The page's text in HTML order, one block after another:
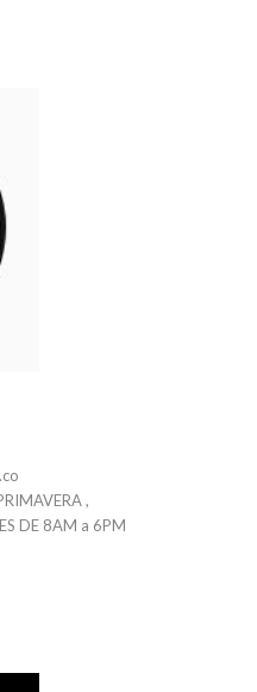
,
DE 8AM a 6PM